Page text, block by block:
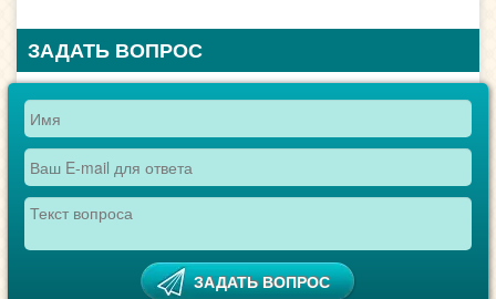
ЗАДАТЬ ВОПРОС